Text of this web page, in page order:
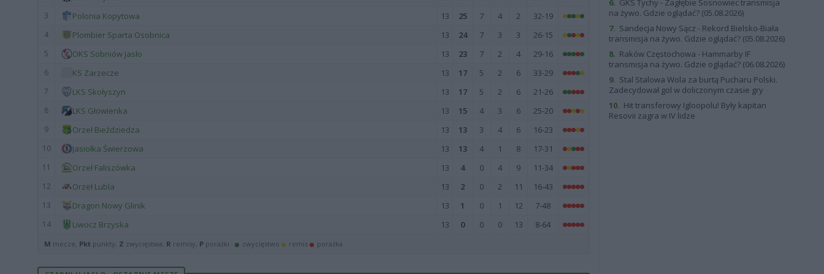
3 Polonia Kopytowa 13 25 7 4 2 32-19
4 Plombier Sparta Osobnica 13 24 7 3 3 26-15
5 OKS Sobniów Jasło 13 23 7 2 4 29-16
6 KS Zarzecze 13 17 5 2 6 33-29
7 LKS Skołyszyn 13 17 5 2 6 21-26
8 LKS Głowienka 13 15 4 3 6 25-20
9 Orzeł Bieździedza 13 13 3 4 6 16-23
10 Jasiołka Świerzowa 13 13 4 1 8 17-31
11 Orzeł Faliszówka 13 4 0 4 9 11-34
12 Orzeł Lubla 13 2 0 2 11 16-43
13 Dragon Nowy Glinik 13 1 0 1 12 7-48
14 Liwocz Brzyska 13 0 0 0 13 8-64
M mecze, Pkt punkty, Z zwycięstwa, R remisy, P porażki · zwycięstwo remis porażka
6. GKS Tychy - Zagłębie Sosnowiec transmisja
na żywo. Gdzie oglądać? (05.08.2026)
7. Sandecja Nowy Sącz - Rekord Bielsko-Biała
transmisja na żywo. Gdzie oglądać? (05.08.2026)
8. Raków Częstochowa - Hammarby IF
transmisja na żywo. Gdzie oglądać? (06.08.2026)
9. Stal Stalowa Wola za burtą Pucharu Polski.
Zadecydował gol w doliczonym czasie gry
10. Hit transferowy Igloopolu! Były kapitan
Resovii zagra w IV lidze